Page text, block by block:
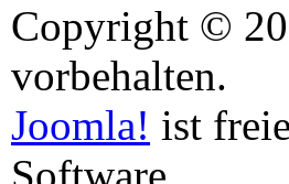
Copyright ©
vorbehalten.
Joomla! ist
Software.